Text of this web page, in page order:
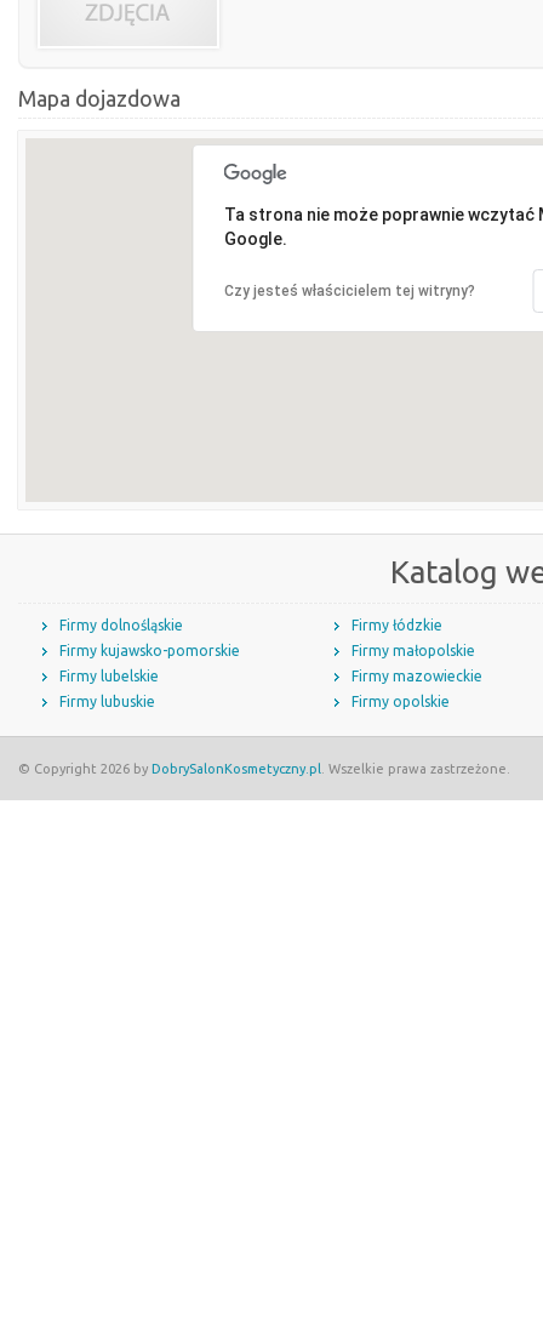
Mapa dojazdowa
Ta strona nie może poprawnie wczytać
Google.
Czy jesteś właścicielem tej witryny?
Katalog
Firmy dolnośląskie
Firmy kujawsko-pomorskie
Firmy lubelskie
Firmy lubuskie
Firmy łódzkie
Firmy małopolskie
Firmy mazowieckie
Firmy opolskie
© Copyright 2026 by DobrySalonKosmetyczny.pl . Wszelkie prawa zastrzeżone.